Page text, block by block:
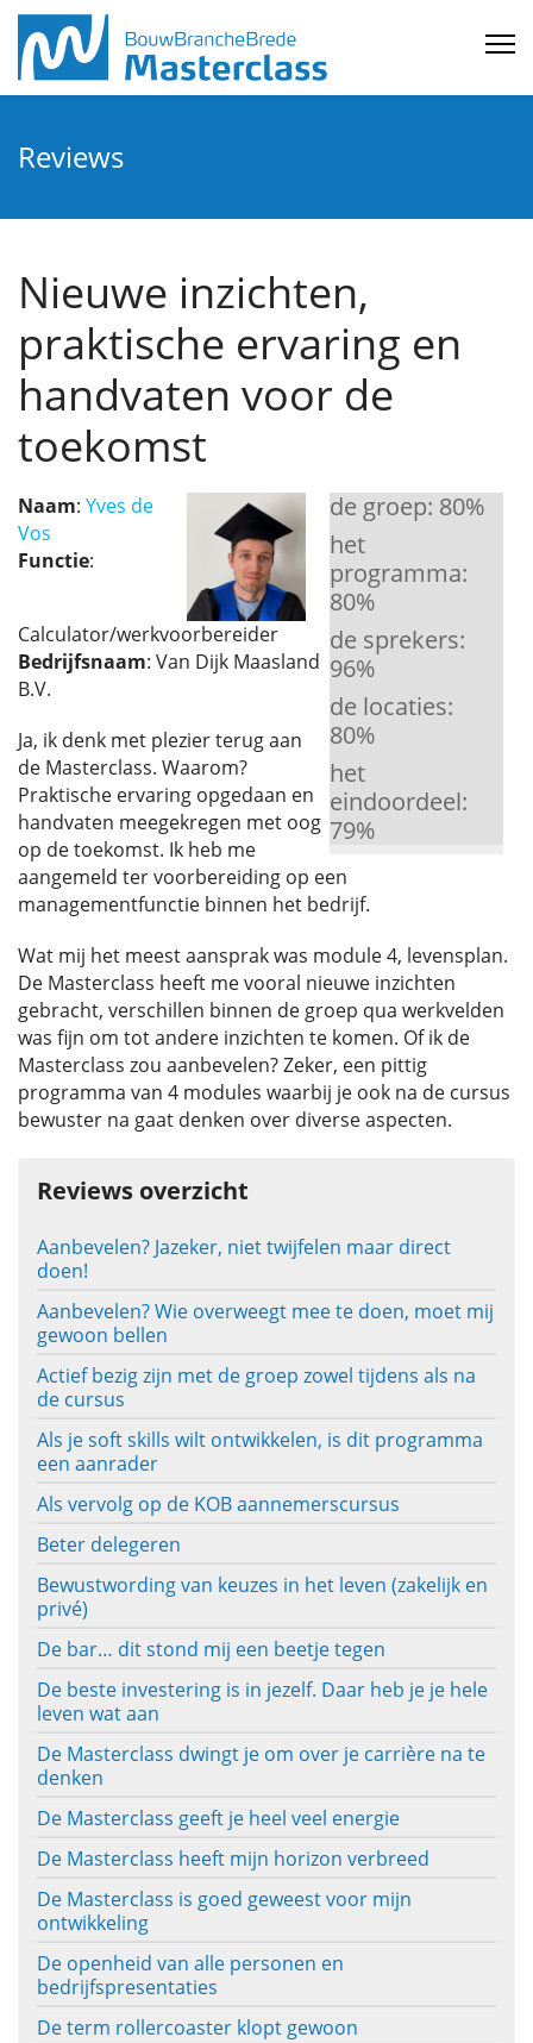
Reviews
Nieuwe inzichten,
praktische ervaring en
handvaten voor de
toekomst
de groep: 80%
het
programma:
80%
de sprekers:
96%
de locaties:
80%
het
eindoordeel:
79%
Naam: Yves de
Vos
Functie:
Calculator/werkvoorbereider
Bedrijfsnaam: Van Dijk Maasland
B.V.
Ja, ik denk met plezier terug aan
de Masterclass. Waarom?
Praktische ervaring opgedaan en
handvaten meegekregen met oog
op de toekomst. Ik heb me
aangemeld ter voorbereiding op een
managementfunctie binnen het bedrijf.
Wat mij het meest aansprak was module 4, levensplan.
De Masterclass heeft me vooral nieuwe inzichten
gebracht, verschillen binnen de groep qua werkvelden
was fijn om tot andere inzichten te komen. Of ik de
Masterclass zou aanbevelen? Zeker, een pittig
programma van 4 modules waarbij je ook na de cursus
bewuster na gaat denken over diverse aspecten.
Reviews overzicht
Aanbevelen? Jazeker, niet twijfelen maar direct
doen!
Aanbevelen? Wie overweegt mee te doen, moet mij
gewoon bellen
Actief bezig zijn met de groep zowel tijdens als na
de cursus
Als je soft skills wilt ontwikkelen, is dit programma
een aanrader
Als vervolg op de KOB aannemerscursus
Beter delegeren
Bewustwording van keuzes in het leven (zakelijk en
privé)
De bar… dit stond mij een beetje tegen
De beste investering is in jezelf. Daar heb je je hele
leven wat aan
De Masterclass dwingt je om over je carrière na te
denken
De Masterclass geeft je heel veel energie
De Masterclass heeft mijn horizon verbreed
De Masterclass is goed geweest voor mijn
ontwikkeling
De openheid van alle personen en
bedrijfspresentaties
De term rollercoaster klopt gewoon